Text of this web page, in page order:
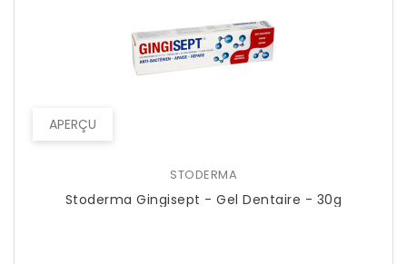
APERÇU
STODERMA
Stoderma Gingisept - Gel Dentaire - 30g